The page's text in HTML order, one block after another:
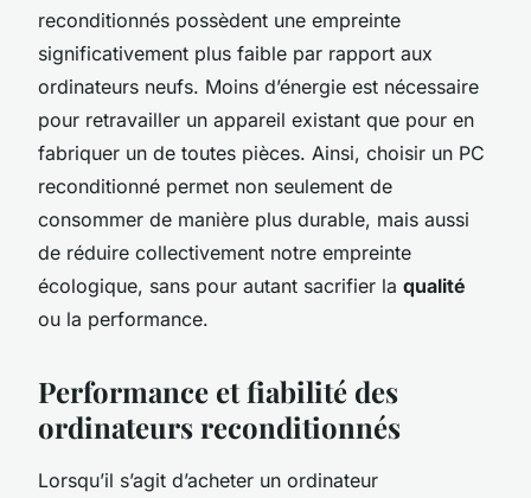
reconditionnés possèdent une empreinte
significativement plus faible par rapport aux
ordinateurs neufs. Moins d’énergie est nécessaire
pour retravailler un appareil existant que pour en
fabriquer un de toutes pièces. Ainsi, choisir un PC
reconditionné permet non seulement de
consommer de manière plus durable, mais aussi
de réduire collectivement notre empreinte
écologique, sans pour autant sacrifier la qualité
ou la performance.
Performance et fiabilité des
ordinateurs reconditionnés
Lorsqu’il s’agit d’acheter un ordinateur